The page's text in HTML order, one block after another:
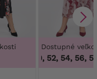
62, 64
Dostupné
48, 50, 52, 54, 56,